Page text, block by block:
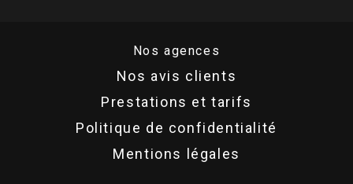
Nos agences
Nos avis clients
Prestations et tarifs
Politique de confidentialité
Mentions légales